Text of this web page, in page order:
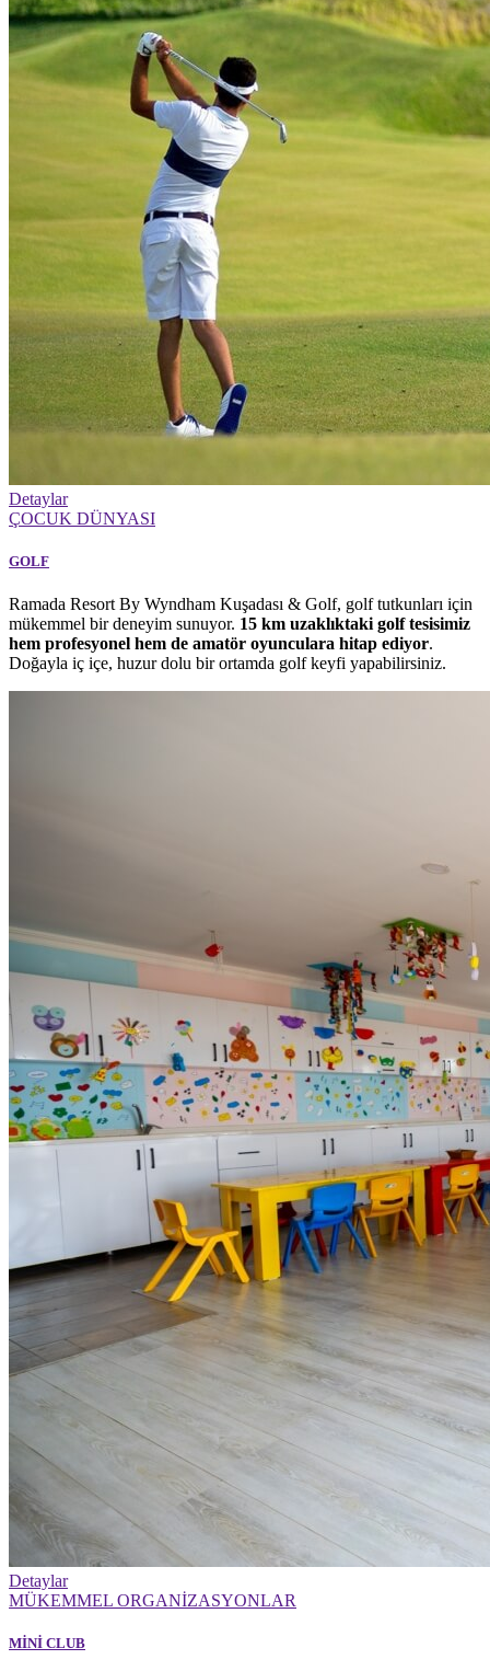
Detaylar
ÇOCUK DÜNYASI
GOLF
Ramada Resort By Wyndham Kuşadası & Golf, golf tutkunları için
mükemmel bir deneyim sunuyor. 15 km uzaklıktaki golf tesisimiz
hem profesyonel hem de amatör oyunculara hitap ediyor.
Doğayla iç içe, huzur dolu bir ortamda golf keyfi yapabilirsiniz.
Detaylar
MÜKEMMEL ORGANİZASYONLAR
MİNİ CLUB